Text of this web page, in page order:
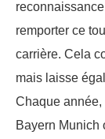
remporter ce
carrière. Cela
mais laisse
Chaque
Bayern Munich